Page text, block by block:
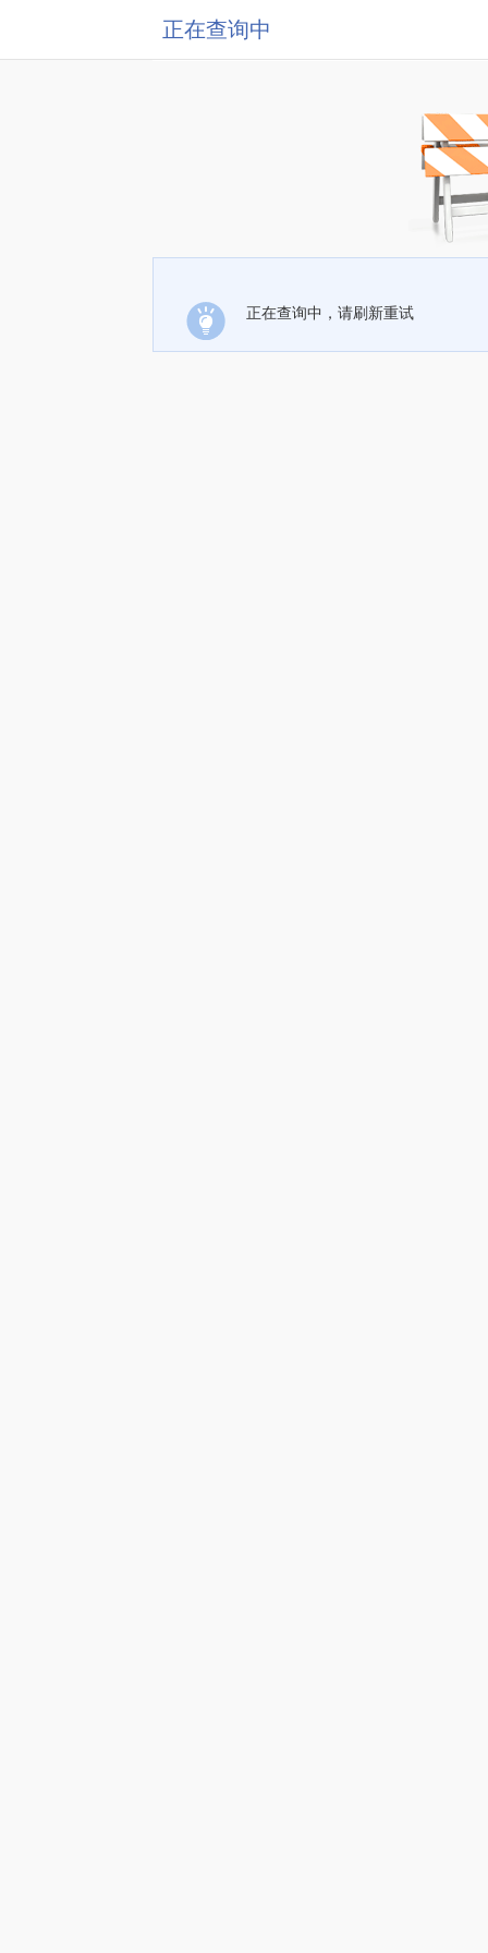
正在查询中
正在查询中，请刷新重试